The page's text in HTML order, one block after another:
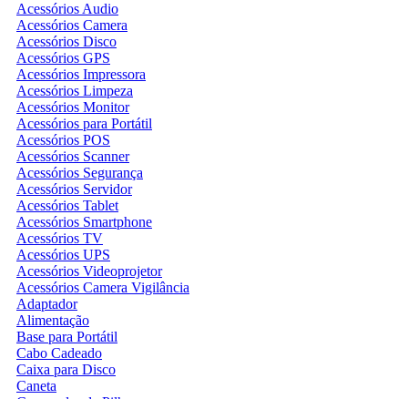
Acessórios Audio
Acessórios Camera
Acessórios Disco
Acessórios GPS
Acessórios Impressora
Acessórios Limpeza
Acessórios Monitor
Acessórios para Portátil
Acessórios POS
Acessórios Scanner
Acessórios Segurança
Acessórios Servidor
Acessórios Tablet
Acessórios Smartphone
Acessórios TV
Acessórios UPS
Acessórios Videoprojetor
Acessórios Camera Vigilância
Adaptador
Alimentação
Base para Portátil
Cabo Cadeado
Caixa para Disco
Caneta